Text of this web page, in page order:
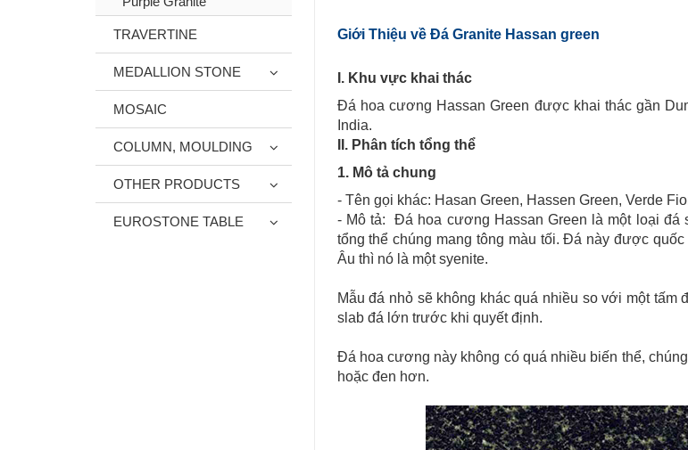
Giới Thiệu về Đá Granite Hassan green
I. Khu vực khai thác
Đá hoa cương Hassan Green được khai thác gần
India.
II. Phân tích tổng thể
1. Mô tả chung
- Tên gọi khác: Hasan Green, Hassen Green, Verde
- Mô tả: Đá hoa cương Hassan Green là một loại đá
tổng thể chúng mang tông màu tối. Đá này được
Âu thì nó là một syenite.
Mẫu đá nhỏ sẽ không khác quá nhiều so với một
slab đá lớn trước khi quyết định.
Đá hoa cương này không có quá nhiều biến thể,
hoặc đen hơn.
TRAVERTINE
MEDALLION STONE
MOSAIC
COLUMN, MOULDING
OTHER PRODUCTS
EUROSTONE TABLE